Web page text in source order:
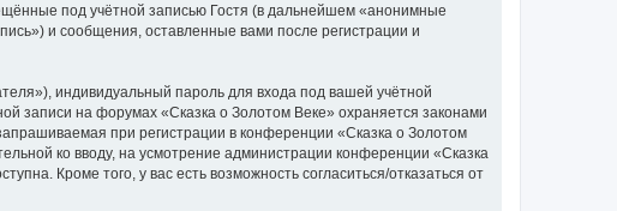
под учётной записью Гостя (в дальнейшем «анонимные
и сообщения, оставленные вами после регистрации и
индивидуальный пароль для входа под вашей учётной
на форумах «Сказка о Золотом Веке» охраняется законами
при регистрации в конференции «Сказка о Золотом
ко вводу, на усмотрение администрации конференции «Сказка
Кроме того, у вас есть возможность согласиться/отказаться от